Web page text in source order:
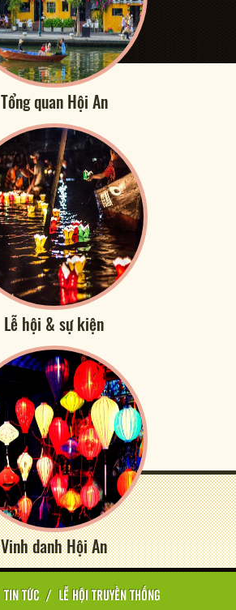
Tổng quan Hội An
Lễ hội & sự kiện
Vinh danh Hội An
TIN TỨC / LỄ HỘI TRUYỀN THỐNG